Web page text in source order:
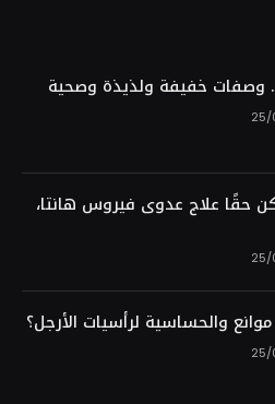
خفيفة ولذيذة وصحية
حقًا علاج عدوى فيروس هانتا،
والحساسية لرأسيات الأرجل؟